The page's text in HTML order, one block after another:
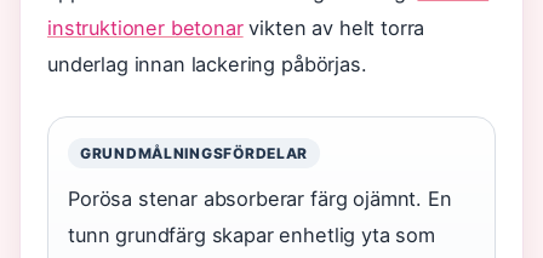
instruktioner betonarvikten av helt torra
underlag innan lackering påbörjas.
GRUNDMÅLNINGSFÖRDELAR
Porösa stenar absorberar färg ojämnt. En
tunn grundfärg skapar enhetlig yta som